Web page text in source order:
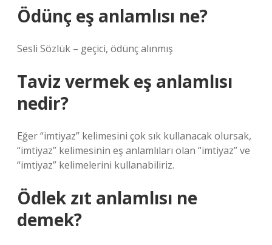
Ödünç eş anlamlısı ne?
Sesli Sözlük – geçici, ödünç alınmış
Taviz vermek eş anlamlısı
nedir?
Eğer “imtiyaz” kelimesini çok sık kullanacak olursak,
“imtiyaz” kelimesinin eş anlamlıları olan “imtiyaz” ve
“imtiyaz” kelimelerini kullanabiliriz.
Ödlek zıt anlamlısı ne
demek?